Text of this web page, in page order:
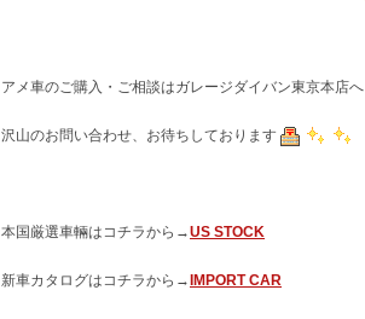
アメ車のご購入・ご相談はガレージダイバン東京本店へ
沢山のお問い合わせ、お待ちしております
本国厳選車輛はコチラから→US STOCK
新車カタログはコチラから→ IMPORT CAR